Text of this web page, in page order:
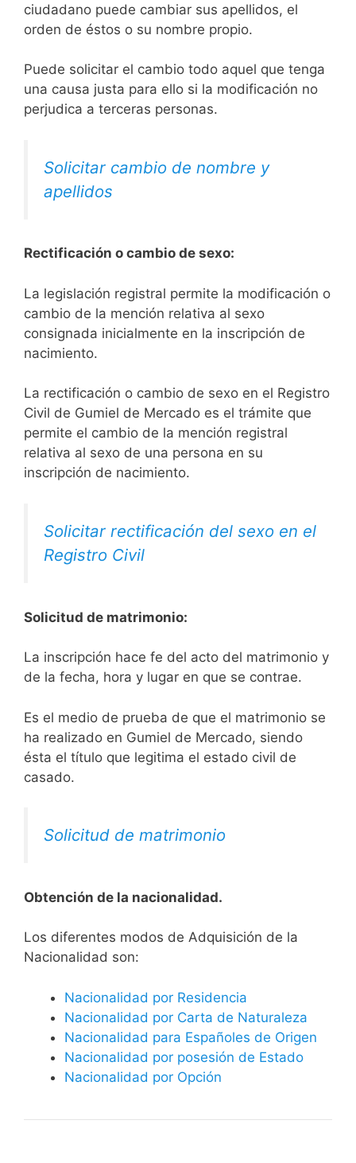
ciudadano puede cambiar sus apellidos, el
orden de éstos o su nombre propio.
Puede solicitar el cambio todo aquel que tenga
una causa justa para ello si la modificación no
perjudica a terceras personas.
Solicitar cambio de nombre y
apellidos
Rectificación o cambio de sexo:
La legislación registral permite la modificación o
cambio de la mención relativa al sexo
consignada inicialmente en la inscripción de
nacimiento.
La rectificación o cambio de sexo en el Registro
Civil de Gumiel de Mercado es el trámite que
permite el cambio de la mención registral
relativa al sexo de una persona en su
inscripción de nacimiento.
Solicitar rectificación del sexo en el
Registro Civil
Solicitud de matrimonio:
La inscripción hace fe del acto del matrimonio y
de la fecha, hora y lugar en que se contrae.
Es el medio de prueba de que el matrimonio se
ha realizado en Gumiel de Mercado, siendo
ésta el título que legitima el estado civil de
casado.
Solicitud de matrimonio
Obtención de la nacionalidad.
​​​Los diferentes modos de Adquisición de la
Nacionalidad son:
Nacionalidad por Residencia
Nacionalidad por Carta de Naturaleza
Nacionalidad para Españoles de Origen
Nacionalidad por posesión de Estado
Nacionalidad por Opción